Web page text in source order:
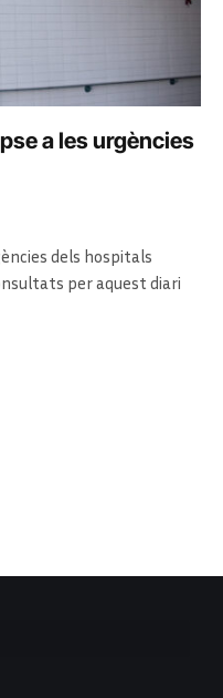
a les urgències
dels hospitals
per aquest diari